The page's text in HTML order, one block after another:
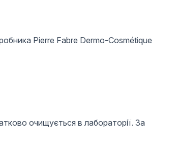
Pierre Fabre Dermo-Cosmétique
очищується в лабораторії. За